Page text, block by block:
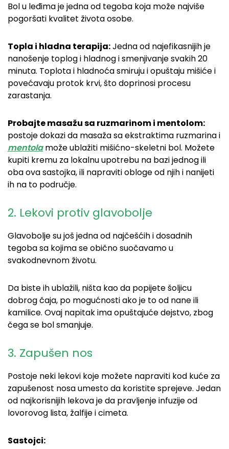
Bol u leđima je jedna od tegoba koja može najviše
pogoršati kvalitet života osobe.
Topla i hladna terapija:Jedna od najefikasnijih je
nanošenje toplog i hladnog i smenjivanje svakih 20
minuta. Toplota i hladnoća smiruju i opuštaju mišiće i
povećavaju protok krvi, što doprinosi procesu
zarastanja.
Probajte masažu sa ruzmarinom i mentolom:
postoje dokazi da masaža sa ekstraktima ruzmarina i
mentolamože ublažiti mišićno-skeletni bol. Možete
kupiti kremu za lokalnu upotrebu na bazi jednog ili
oba ova sastojka, ili napraviti obloge od njih i nanijeti
ih na to područje.
2. Lekovi protiv glavobolje
Glavobolje su još jedna od najčešćih i dosadnih
tegoba sa kojima se obično suočavamo u
svakodnevnom životu.
Da biste ih ublažili, ništa kao da popijete šoljicu
dobrog čaja, po mogućnosti ako je to od nane ili
kamilice. Ovaj napitak ima opuštajuće dejstvo, zbog
čega se bol smanjuje.
3. Zapušen nos
Postoje neki lekovi koje možete napraviti kod kuće za
zapušenost nosa umesto da koristite sprejeve. Jedan
od najkorisnijih lekova je da pravljenje infuzije od
lovorovog lista, žalfije i cimeta.
Sastojci: